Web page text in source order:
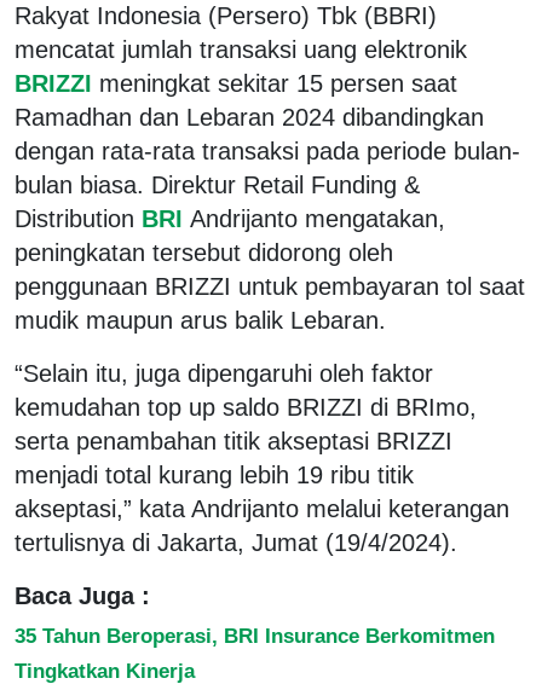
Rakyat Indonesia (Persero) Tbk (BBRI)
mencatat jumlah transaksi uang elektronik
BRIZZI meningkat sekitar 15 persen saat
Ramadhan dan Lebaran 2024 dibandingkan
dengan rata-rata transaksi pada periode bulan-
bulan biasa. Direktur Retail Funding &
Distribution BRI Andrijanto mengatakan,
peningkatan tersebut didorong oleh
penggunaan BRIZZI untuk pembayaran tol saat
mudik maupun arus balik Lebaran.
“Selain itu, juga dipengaruhi oleh faktor
kemudahan top up saldo BRIZZI di BRImo,
serta penambahan titik akseptasi BRIZZI
menjadi total kurang lebih 19 ribu titik
akseptasi,” kata Andrijanto melalui keterangan
tertulisnya di Jakarta, Jumat (19/4/2024).
Baca Juga :
35 Tahun Beroperasi, BRI Insurance Berkomitmen
Tingkatkan Kinerja